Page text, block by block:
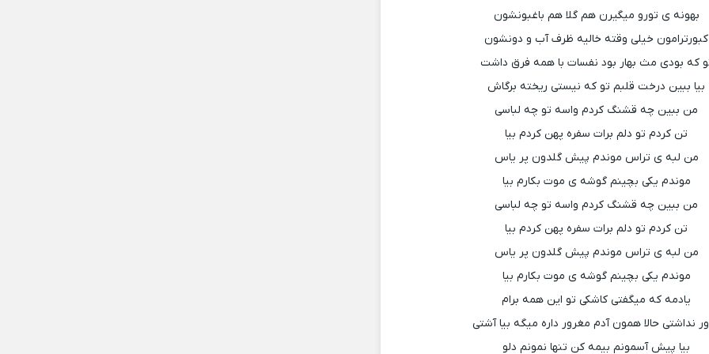
بهونه ی تورو میگیرن هم گلا هم باغبونشون
کبورترامون خیلی وقته خالیه ظرف آب و دونشون
که بودی مث بهار بود نفسات با همه فرق داشت
بیا ببین درخت قلبم تو که نیستی ریخته برگاش
من ببین چه قشنگ کردم واسه تو چه لباسی
تن کردم تو دلم برات سفره پهن کردم بیا
من لبه ی تراس موندم پیش گلدون پر یاس
موندم یکی بچینم گوشه ی موت بکارم بیا
من ببین چه قشنگ کردم واسه تو چه لباسی
تن کردم تو دلم برات سفره پهن کردم بیا
من لبه ی تراس موندم پیش گلدون پر یاس
موندم یکی بچینم گوشه ی موت بکارم بیا
یادمه که میگفتی کاشکی تو این همه برام
نداشتی حالا همون آدم مغرور داره میگه بیا آشتی
بیا پیش آسمونم بیمه کن تنها نمونم دلو